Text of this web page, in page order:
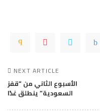
NEXT ARTICLE
الأسبوع الثاني من “قفز
السعودية” ينطلق غدًا